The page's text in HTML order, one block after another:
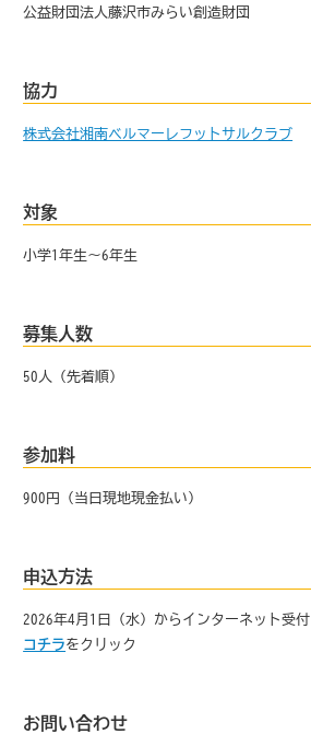
公益財団法人藤沢市みらい創造財団
協力
株式会社湘南ベルマーレフットサルクラブ
対象
小学1年生～6年生
募集人数
50人（先着順）
参加料
900円（当日現地現金払い）
申込方法
2026年4月1日（水）からインターネット受付
コチラをクリック
お問い合わせ